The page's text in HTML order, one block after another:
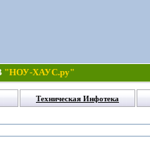
"НОУ-ХАУС.ру"
Техническая Инфотека